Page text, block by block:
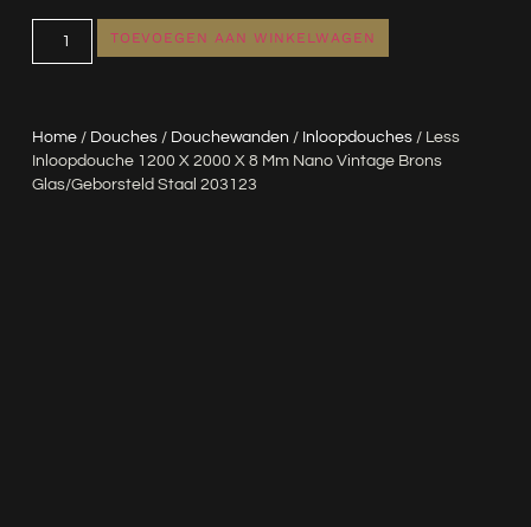
Home/ Douches/ Douchewanden / Inloopdouches/ Less
Inloopdouche 1200 X 2000 X 8 Mm Nano Vintage Brons
Glas/geborsteld Staal 203123
TOEVOEGEN AAN WINKELWAGEN